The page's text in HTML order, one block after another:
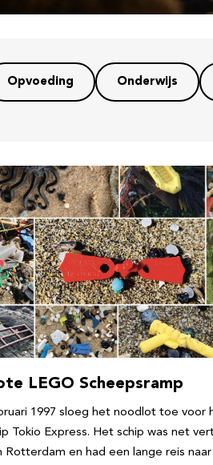
Opvoeding Onderwijs
LEGO Scheepsramp
1997 sloeg het noodlot toe voor
Tokio Express. Het schip was net
Rotterdam en had een lange reis